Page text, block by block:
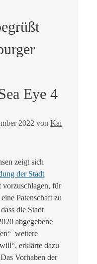
Eye 4
2022 von Kai
zeigt sich
der Stadt
vorzuschlagen, für
Patenschaft zu
die Stadt
abgegebene
weitere
erklärte dazu
Vorhaben der